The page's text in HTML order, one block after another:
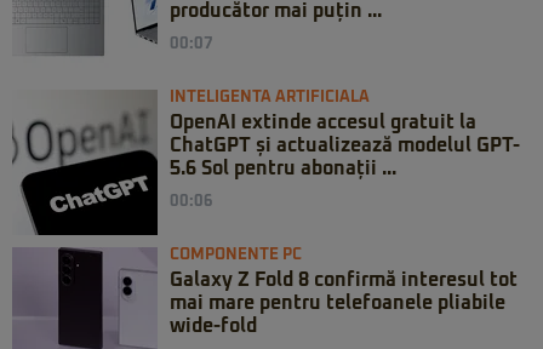
producător mai puțin ...
00:07
INTELIGENTA ARTIFICIALA
OpenAI extinde accesul gratuit la
ChatGPT și actualizează modelul GPT-
5.6 Sol pentru abonații ...
00:06
COMPONENTE PC
Galaxy Z Fold 8 confirmă interesul tot
mai mare pentru telefoanele pliabile
wide-fold